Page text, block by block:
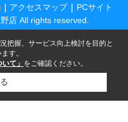
アクセスマップ
PCサイト
店 All rights reserved.
把握、サービス向上検討を目的と
す。
て」 をご確認ください。